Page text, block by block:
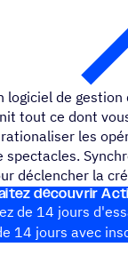
logiciel de
tout ce dont
les
spectacles.
déclencher la
tâche et d'un
découvrir
de 14 jours
14 jours avec